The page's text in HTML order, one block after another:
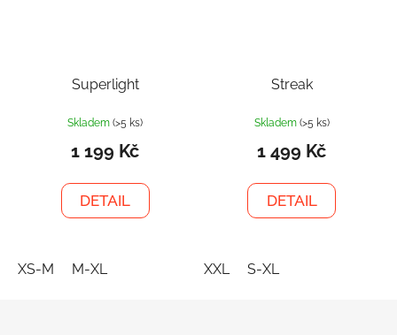
Superlight
Skladem(>5 ks)
1 199 Kč
DETAIL
XS-M M-XL
Streak
Skladem (>5 ks)
1 499 Kč
DETAIL
XXL S-XL